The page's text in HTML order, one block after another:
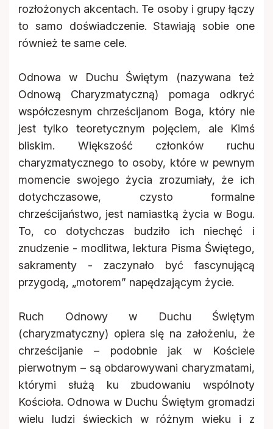
rozłożonych akcentach. Te osoby i grupy łączy
to samo doświadczenie. Stawiają sobie one
również te same cele.
Odnowa w Duchu Świętym (nazywana też
Odnową Charyzmatyczną) pomaga odkryć
współczesnym chrześcijanom Boga, który nie
jest tylko teoretycznym pojęciem, ale Kimś
bliskim. Większość członków ruchu
charyzmatycznego to osoby, które w pewnym
momencie swojego życia zrozumiały, że ich
dotychczasowe, czysto formalne
chrześcijaństwo, jest namiastką życia w Bogu.
To, co dotychczas budziło ich niechęć i
znudzenie - modlitwa, lektura Pisma Świętego,
sakramenty - zaczynało być fascynującą
przygodą, „motorem” napędzającym życie.
Ruch Odnowy w Duchu Świętym
(charyzmatyczny) opiera się na założeniu, że
chrześcijanie – podobnie jak w Kościele
pierwotnym – są obdarowywani charyzmatami,
którymi służą ku zbudowaniu wspólnoty
Kościoła. Odnowa w Duchu Świętym gromadzi
wielu ludzi świeckich w różnym wieku i z